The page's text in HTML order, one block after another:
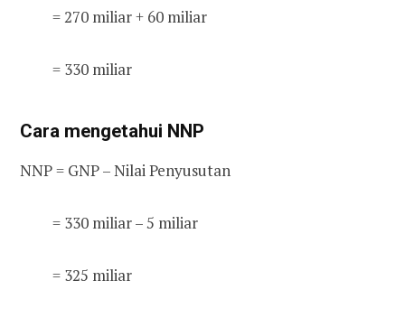
= 270 miliar + 60 miliar
= 330 miliar
Cara mengetahui NNP
NNP = GNP – Nilai Penyusutan
= 330 miliar – 5 miliar
= 325 miliar